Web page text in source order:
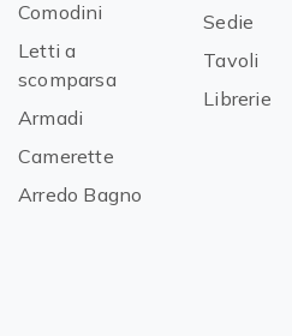
Comodini
Letti a
scomparsa
Armadi
Camerette
Arredo Bagno
Sedie
Tavoli
Librerie